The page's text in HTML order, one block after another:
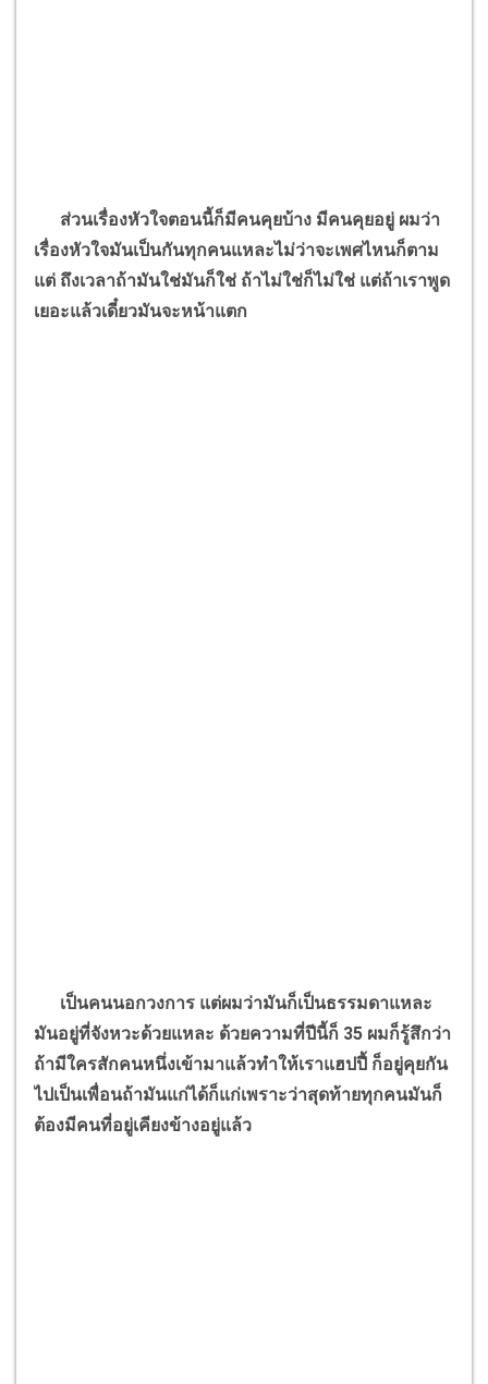
ส่วนเรื่องหัวใจตอนนี้ก็มีคนคุยบ้าง มีคนคุยอยู่ ผมว่า
เรื่องหัวใจมันเป็นกันทุกคนแหละไม่ว่าจะเพศไหนก็ตาม
แต่ ถึงเวลาถ้ามันใช่มันก็ใช่ ถ้าไม่ใช่ก็ไม่ใช่ แต่ถ้าเราพูด
เยอะแล้วเดี๋ยวมันจะหน้าแตก
เป็นคนนอกวงการ แต่ผมว่ามันก็เป็นธรรมดาแหละ
มันอยู่ที่จังหวะด้วยแหละ ด้วยความที่ปีนี้ก็ 35 ผมก็รู้สึกว่า
ถ้ามีใครสักคนหนึ่งเข้ามาแล้วทำให้เราแฮปปี้ ก็อยู่คุยกัน
ไปเป็นเพื่อนถ้ามันแก่ได้ก็แก่เพราะว่าสุดท้ายทุกคนมันก็
ต้องมีคนที่อยู่เคียงข้างอยู่แล้ว